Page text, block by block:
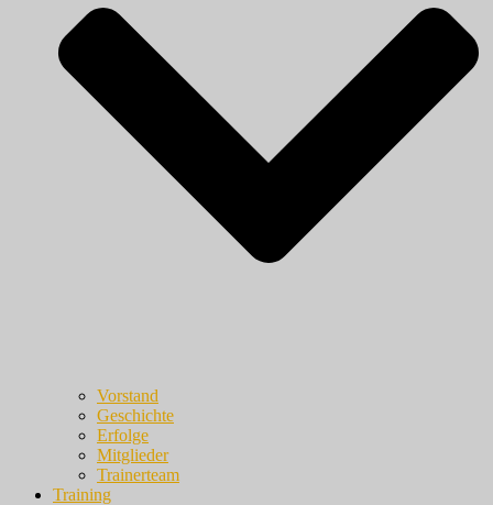
Vorstand
Geschichte
Erfolge
Mitglieder
Trainerteam
Training